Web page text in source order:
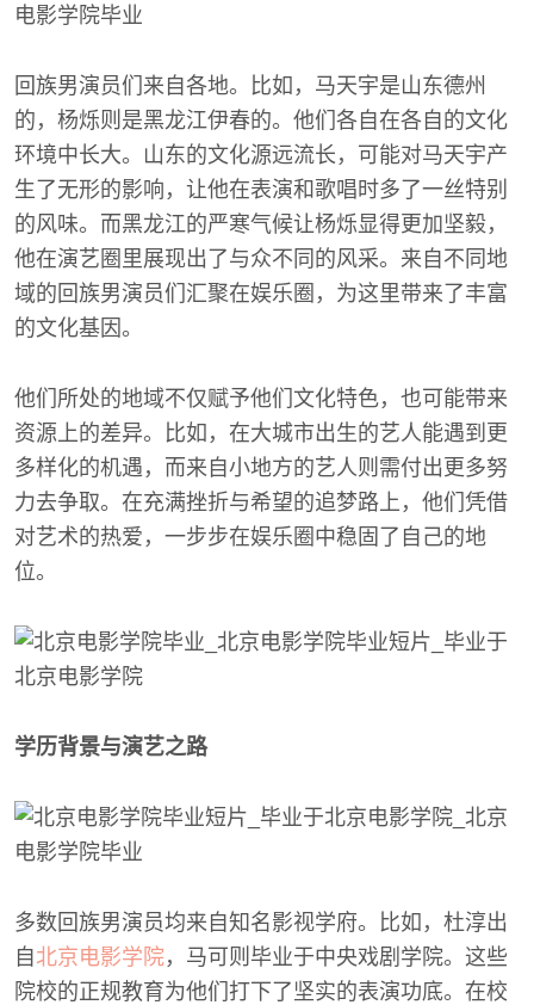
回族男演员们来自各地。比如，马天宇是山东德州
的，杨烁则是黑龙江伊春的。他们各自在各自的文化
环境中长大。山东的文化源远流长，可能对马天宇产
生了无形的影响，让他在表演和歌唱时多了一丝特别
的风味。而黑龙江的严寒气候让杨烁显得更加坚毅，
他在演艺圈里展现出了与众不同的风采。来自不同地
域的回族男演员们汇聚在娱乐圈，为这里带来了丰富
的文化基因。
他们所处的地域不仅赋予他们文化特色，也可能带来
资源上的差异。比如，在大城市出生的艺人能遇到更
多样化的机遇，而来自小地方的艺人则需付出更多努
力去争取。在充满挫折与希望的追梦路上，他们凭借
对艺术的热爱，一步步在娱乐圈中稳固了自己的地
位。
学历背景与演艺之路
多数回族男演员均来自知名影视学府。比如，杜淳出
自 北京电影学院，马可则毕业于中央戏剧学院。这些
院校的正规教育为他们打下了坚实的表演功底。在校